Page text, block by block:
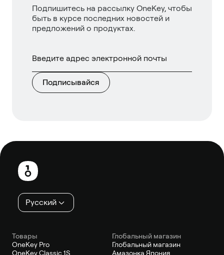
Подпишитесь на рассылку OneKey, чтобы
быть в курсе последних новостей и
предложений о продуктах.
Подписывайся
Нижний
колонтитул
Русский
Товары
OneKey Pro
OneKey Classic 1S
Глобальный магазин
Глобальный магазин
Амазонка Япония